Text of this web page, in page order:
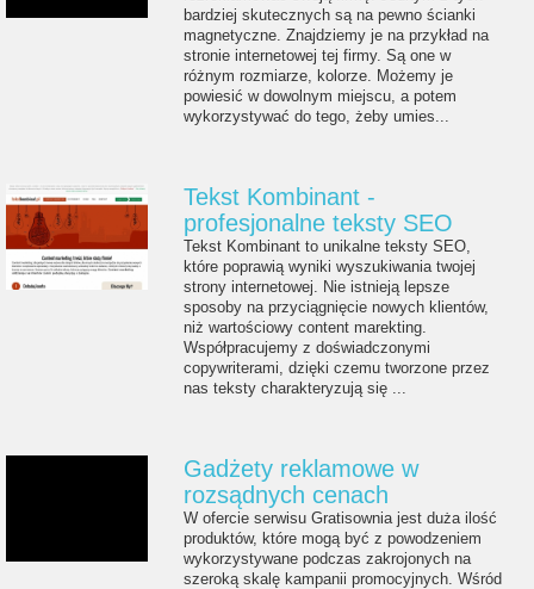
bardziej skutecznych są na pewno ścianki
magnetyczne. Znajdziemy je na przykład na
stronie internetowej tej firmy. Są one w
różnym rozmiarze, kolorze. Możemy je
powiesić w dowolnym miejscu, a potem
wykorzystywać do tego, żeby umies...
Tekst Kombinant -
profesjonalne teksty SEO
Tekst Kombinant to unikalne teksty SEO,
które poprawią wyniki wyszukiwania twojej
strony internetowej. Nie istnieją lepsze
sposoby na przyciągnięcie nowych klientów,
niż wartościowy content marekting.
Współpracujemy z doświadczonymi
copywriterami, dzięki czemu tworzone przez
nas teksty charakteryzują się ...
Gadżety reklamowe w
rozsądnych cenach
W ofercie serwisu Gratisownia jest duża ilość
produktów, które mogą być z powodzeniem
wykorzystywane podczas zakrojonych na
szeroką skalę kampanii promocyjnych. Wśród